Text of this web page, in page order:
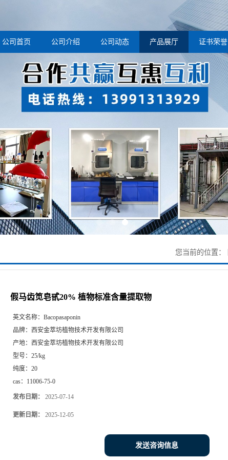
公司首页 公司介绍 公司动态 产品展厅 证书荣誉
您当前的位置：
假马齿笕皂甙20% 植物标准含量提取物
英文名称： Bacopasaponin
品牌： 西安金萃坊植物技术开发有限公司
产地： 西安金萃坊植物技术开发有限公司
型号： 25/kg
纯度： 20
cas： 11006-75-0
发布日期： 2025-07-14
更新日期： 2025-12-05
发送咨询信息